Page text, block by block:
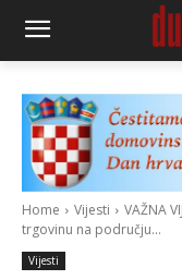
Home Vijesti
VAŽNA
trgovinu na području...
Vijesti